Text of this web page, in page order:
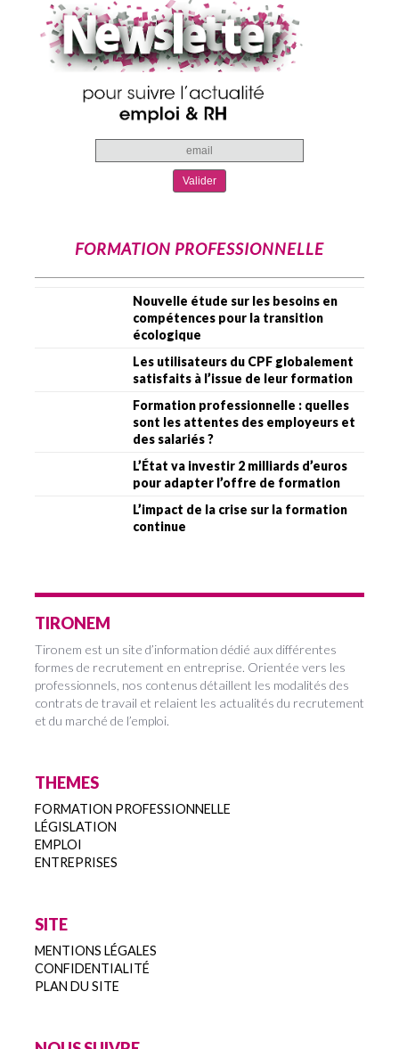
FORMATION PROFESSIONNELLE
Nouvelle étude sur les besoins en
compétences pour la transition
écologique
Les utilisateurs du CPF globalement
satisfaits à l’issue de leur formation
Formation professionnelle : quelles
sont les attentes des employeurs et
des salariés ?
L’État va investir 2 milliards d’euros
pour adapter l’offre de formation
L’impact de la crise sur la formation
continue
TIRONEM
Tironem est un site d’information dédié aux différentes
formes de recrutement en entreprise. Orientée vers les
professionnels, nos contenus détaillent les modalités des
contrats de travail et relaient les actualités du recrutement
et du marché de l’emploi.
THEMES
FORMATION PROFESSIONNELLE
LÉGISLATION
EMPLOI
ENTREPRISES
SITE
MENTIONS LÉGALES
CONFIDENTIALITÉ
PLAN DU SITE